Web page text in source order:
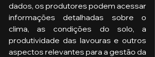
dados, os produtores podem acessar
informações detalhadas sobre o
clima, as condições do solo, a
produtividade das lavouras e outros
aspectos relevantes para a gestão da